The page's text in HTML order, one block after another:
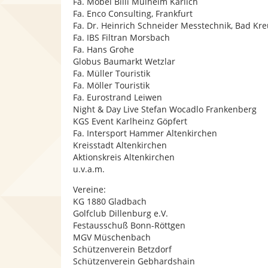
Fa. Enco Consulting, Frankfurt
Fa. Dr. Heinrich Schneider Messtechnik, Bad
Fa. IBS Filtran Morsbach
Fa. Hans Grohe
Globus Baumarkt Wetzlar
Fa. Müller Touristik
Fa. Möller Touristik
Fa. Eurostrand Leiwen
Night & Day Live Stefan Wocadlo Frankenberg
KGS Event Karlheinz Göpfert
Fa. Intersport Hammer Altenkirchen
Kreisstadt Altenkirchen
Aktionskreis Altenkirchen
u.v.a.m.
Vereine:
KG 1880 Gladbach
Golfclub Dillenburg e.V.
Festausschuß Bonn-Röttgen
MGV Müschenbach
Schützenverein Betzdorf
Schützenverein Gebhardshain